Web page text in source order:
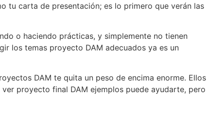
tu carta de presentación; es lo primero que verán las
o haciendo prácticas, y simplemente no tienen
los temas proyecto DAM adecuados ya es un
DAM te quita un peso de encima enorme. Ellos
proyecto final DAM ejemplos puede ayudarte, pero